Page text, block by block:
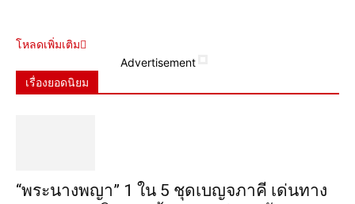
โหลดเพิ่มเติม
Advertisement
เรื่องยอดนิยม
“พระ​นาง​พญา” 1 ใน 5​ ชุดเบญจ​ภาคี​ เด่นทาง